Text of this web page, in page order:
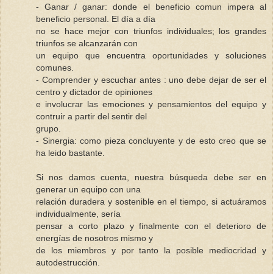
- Ganar / ganar: donde el beneficio comun impera al
beneficio personal. El día a día
no se hace mejor con triunfos individuales; los grandes
triunfos se alcanzarán con
un equipo que encuentra oportunidades y soluciones
comunes.
- Comprender y escuchar antes : uno debe dejar de ser el
centro y dictador de opiniones
e involucrar las emociones y pensamientos del equipo y
contruir a partir del sentir del
grupo.
- Sinergia: como pieza concluyente y de esto creo que se
ha leido bastante.
Si nos damos cuenta, nuestra búsqueda debe ser en
generar un equipo con una
relación duradera y sostenible en el tiempo, si actuáramos
individualmente, sería
pensar a corto plazo y finalmente con el deterioro de
energías de nosotros mismo y
de los miembros y por tanto la posible mediocridad y
autodestrucción.